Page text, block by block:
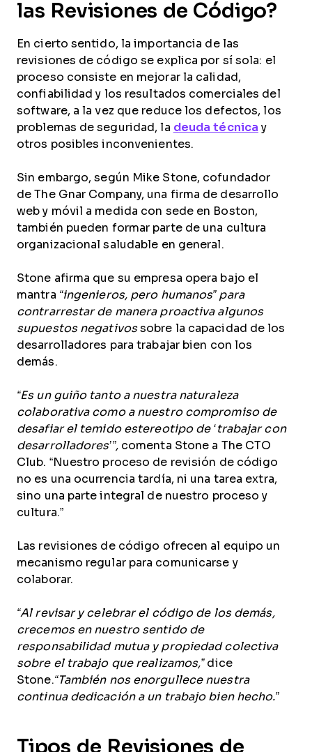
las Revisiones de Código?
En cierto sentido, la importancia de las
revisiones de código se explica por sí sola: el
proceso consiste en mejorar la calidad,
confiabilidad y los resultados comerciales del
software, a la vez que reduce los defectos, los
problemas de seguridad, la deuda técnica y
otros posibles inconvenientes.
Sin embargo, según Mike Stone, cofundador
de The Gnar Company, una firma de desarrollo
web y móvil a medida con sede en Boston,
también pueden formar parte de una cultura
organizacional saludable en general.
Stone afirma que su empresa opera bajo el
mantra “ingenieros, pero humanos” para
contrarrestar de manera proactiva algunos
supuestos negativossobre la capacidad de los
desarrolladores para trabajar bien con los
demás.
“Es un guiño tanto a nuestra naturaleza
colaborativa como a nuestro compromiso de
desafiar el temido estereotipo de ‘trabajar con
desarrolladores’”, comenta Stone a The CTO
Club. “Nuestro proceso de revisión de código
no es una ocurrencia tardía, ni una tarea extra,
sino una parte integral de nuestro proceso y
cultura.”
Las revisiones de código ofrecen al equipo un
mecanismo regular para comunicarse y
colaborar.
“Al revisar y celebrar el código de los demás,
crecemos en nuestro sentido de
responsabilidad mutua y propiedad colectiva
sobre el trabajo que realizamos,” dice
Stone.“También nos enorgullece nuestra
continua dedicación a un trabajo bien hecho.”
Tipos de Revisiones de